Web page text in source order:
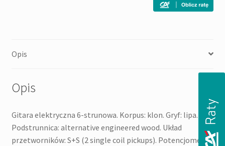
Opis
Opis
Gitara elektryczna 6-strunowa. Korpus: klon. Gryf: lipa.
Podstrunnica: alternative engineered wood. Układ
przetworników: S+S (2 single coil pickups). Potencjometry: